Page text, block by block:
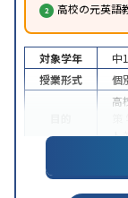
高校の元英語
対象学年 中
授業形式
個
高
ト
特徴
科